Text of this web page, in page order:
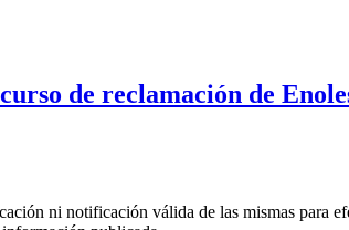
de reclamación de
ni notificación válida de las mismas para